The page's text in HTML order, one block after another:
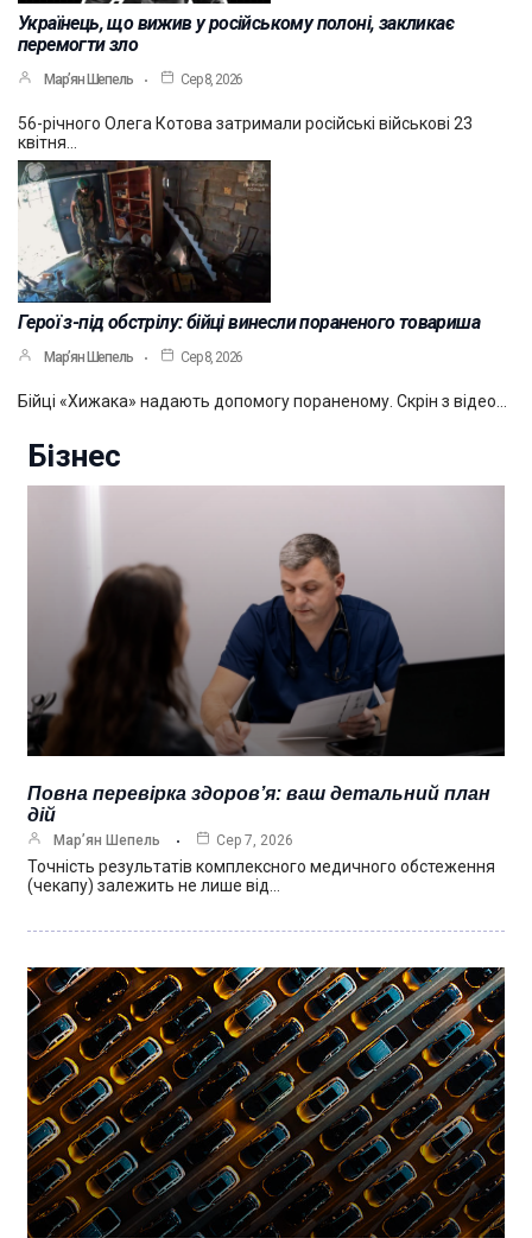
Українець, що вижив у російському полоні, закликає
перемогти зло
Мар’ян Шепель Сер 8, 2026
56-річного Олега Котова затримали російські військові 23
квітня…
Герої з-під обстрілу: бійці винесли пораненого товариша
Мар’ян Шепель Сер 8, 2026
Бійці «Хижака» надають допомогу пораненому. Скрін з відео…
Бізнес
Повна перевірка здоров’я: ваш детальний план
дій
Мар’ян Шепель Сер 7, 2026
Точність результатів комплексного медичного обстеження
(чекапу) залежить не лише від…